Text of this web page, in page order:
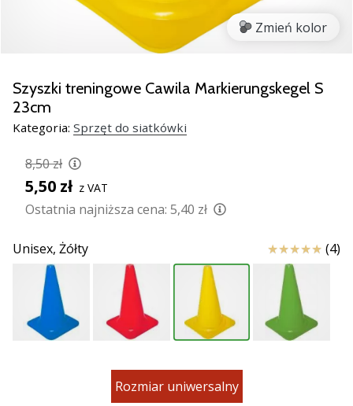
Świąteczne
–
Nasze
porady
prezentowe
Ci
wybrać
idealny
prezent!
buty,
ubrania
11. 8. 2022
Zmień kolor
Szyszki treningowe Cawila Markierungskegel S
23cm
Kategoria: Sprzęt do siatkówki
8,50 zł
5,50 zł z VAT
Ostatnia najniższa cena: 5,40 zł
Unisex, Żółty Ocena (4)
Rozmiar uniwersalny